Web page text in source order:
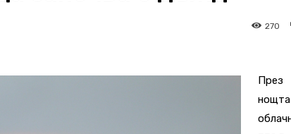
270
През
нощта